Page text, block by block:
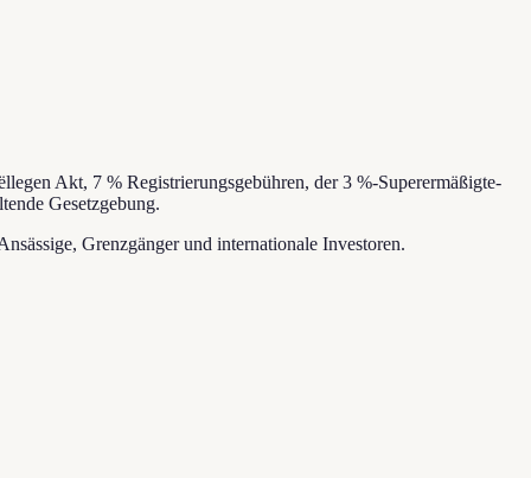
Akt, 7 % Registrierungsgebühren, der 3 %-Superermäßigte-
Gesetzgebung.
Grenzgänger und internationale Investoren.